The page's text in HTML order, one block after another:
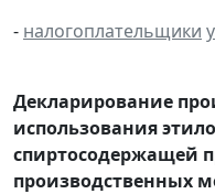
- налогоплательщики
Декларирование
использования
спиртосодержащей
производственных